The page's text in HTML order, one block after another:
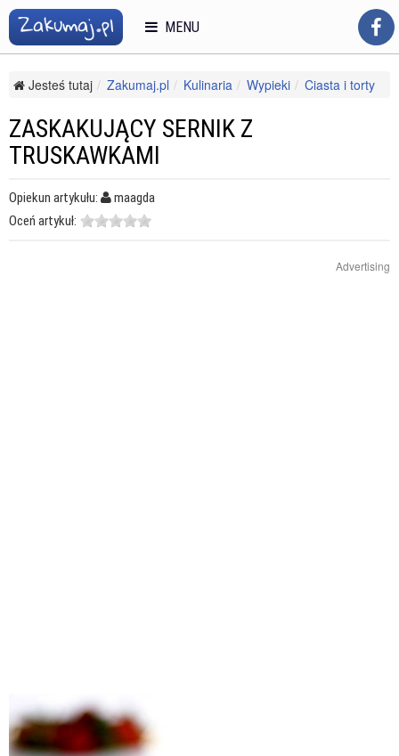
Jesteś tutaj Zakumaj.pl Kulinaria Wypieki
Ciasta i torty
ZASKAKUJĄCY SERNIK Z
TRUSKAWKAMI
Opiekun artykułu:
maagda
Oceń artykuł:
Advertising
MENU